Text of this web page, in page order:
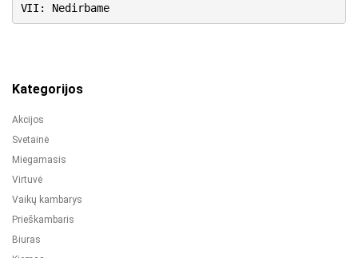
VII: Nedirbame
Kategorijos
Akcijos
Svetainė
Miegamasis
Virtuvė
Vaikų kambarys
Prieškambaris
Biuras